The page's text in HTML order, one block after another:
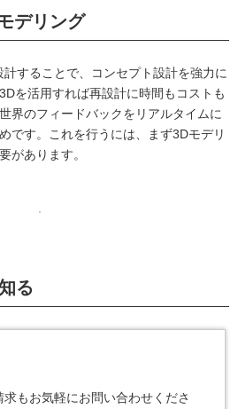
デリング
することで、コンセプト設計を強力に
を活用すれば再設計に時間もコストも
界のフィードバックをリアルタイムに
です。これを行うには、まず3Dモデリ
があります。
る
もお気軽にお問い合わせくださ